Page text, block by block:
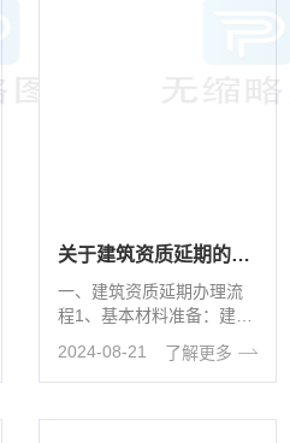
关于建筑资质延期的相关内容
一、建筑资质延期办理流
程1、基本材料准备：建筑
资质证书正副本原件、安
全生产许可···
2024-08-21 了解更多